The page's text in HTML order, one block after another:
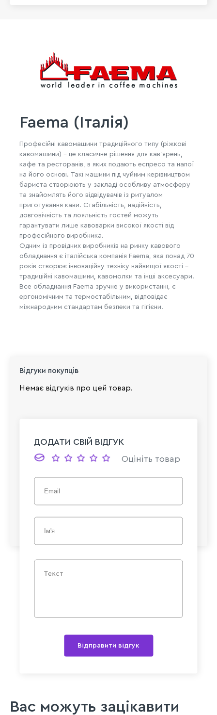
Faema (Італія)
Професійні кавомашини традиційного типу (ріжкові
кавомашини) – це класичне рішення для кав'ярень,
кафе та ресторанів, в яких подають еспресо та напої
на його основі. Такі машини під чуйним керівництвом
бариста створюють у закладі особливу атмосферу
та знайомлять його відвідувачів із ритуалом
приготування кави. Стабільність, надійність,
довговічність та лояльність гостей можуть
гарантувати лише кавоварки високої якості від
професійного виробника.
Одним із провідних виробників на ринку кавового
обладнання є італійська компанія Faema, яка понад 70
років створює інноваційну техніку найвищої якості –
традиційні кавомашини, кавомолки та інші аксесуари.
Все обладнання Faema зручне у використанні, є
ергономічним та термостабільним, відповідає
міжнародним стандартам безпеки та гігієни.
Відгуки покупців
Немає відгуків про цей товар.
ДОДАТИ СВІЙ ВІДГУК
Оцініть товар
Відправити відгук
Вас можуть зацікавити